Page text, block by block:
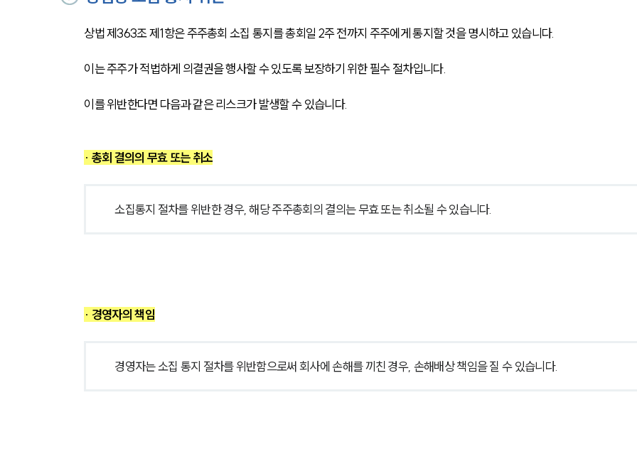
상법 제363조 제1항은 주주총회 소집 통지를 총회일 2주 전까지 주주에게 통지할 것을 명시하고 있습니다.
이는 주주가 적법하게 의결권을 행사할 수 있도록 보장하기 위한 필수 절차입니다.
이를 위반한다면 다음과 같은 리스크가 발생할 수 있습니다.
· 총회 결의의 무효 또는 취소
소집통지 절차를 위반한 경우, 해당 주주총회의 결의는 무효 또는 취소될 수 있습니다.
· 경영자의 책임
경영자는 소집 통지 절차를 위반함으로써 회사에 손해를 끼친 경우, 손해배상 책임을 질 수 있습니다.